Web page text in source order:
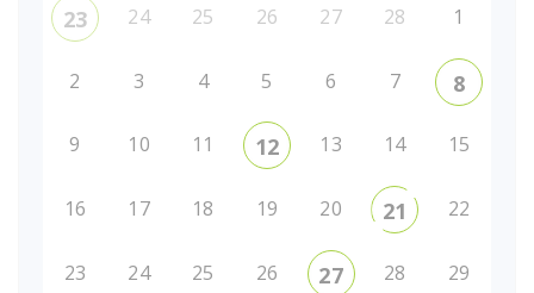
23 24 25 26 27 28 1
2 3 4 5 6 7 8
9 10 11 12 13 14 15
16 17 18 19 20 21 22
23 24 25 26 27 28 29